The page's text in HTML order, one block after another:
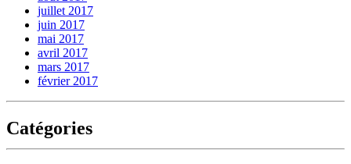
juillet 2017
juin 2017
mai 2017
avril 2017
mars 2017
février 2017
Catégories